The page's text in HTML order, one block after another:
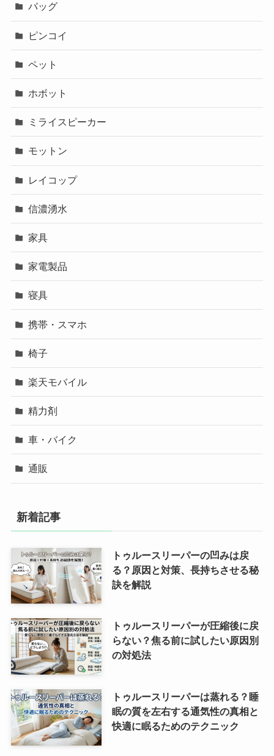
バッグ
ピンコイ
ペット
ホボット
ミライスピーカー
モットン
レイコップ
信濃湧水
家具
家電製品
寝具
携帯・スマホ
椅子
楽天モバイル
精力剤
車・バイク
通販
新着記事
トゥルースリーパーの凹みは戻
る？原因と対策、長持ちさせる秘
訣を解説
トゥルースリーパーが圧縮後に戻
らない？焦る前に試したい原因別
の対処法
トゥルースリーパーは蒸れる？睡
眠の質を左右する通気性の真相と
快適に眠るためのテクニック